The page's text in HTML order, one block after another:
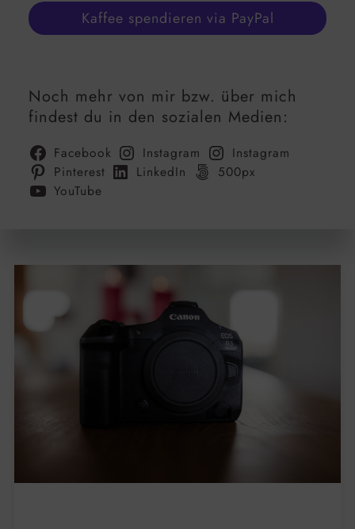
Kaffee spendieren via PayPal
Noch mehr von mir bzw. über mich
findest du in den sozialen Medien:
Facebook Instagram
Instagram
Pinterest
LinkedIn
500px
YouTube